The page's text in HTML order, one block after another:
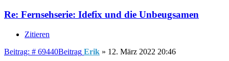
Re: Fernsehserie: Idefix und die Unbeugsamen
Zitieren
Beitrag: # 69440Beitrag Erik » 12. März 2022 20:46